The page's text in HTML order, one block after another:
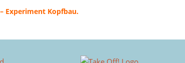
Experiment Kopfbau.